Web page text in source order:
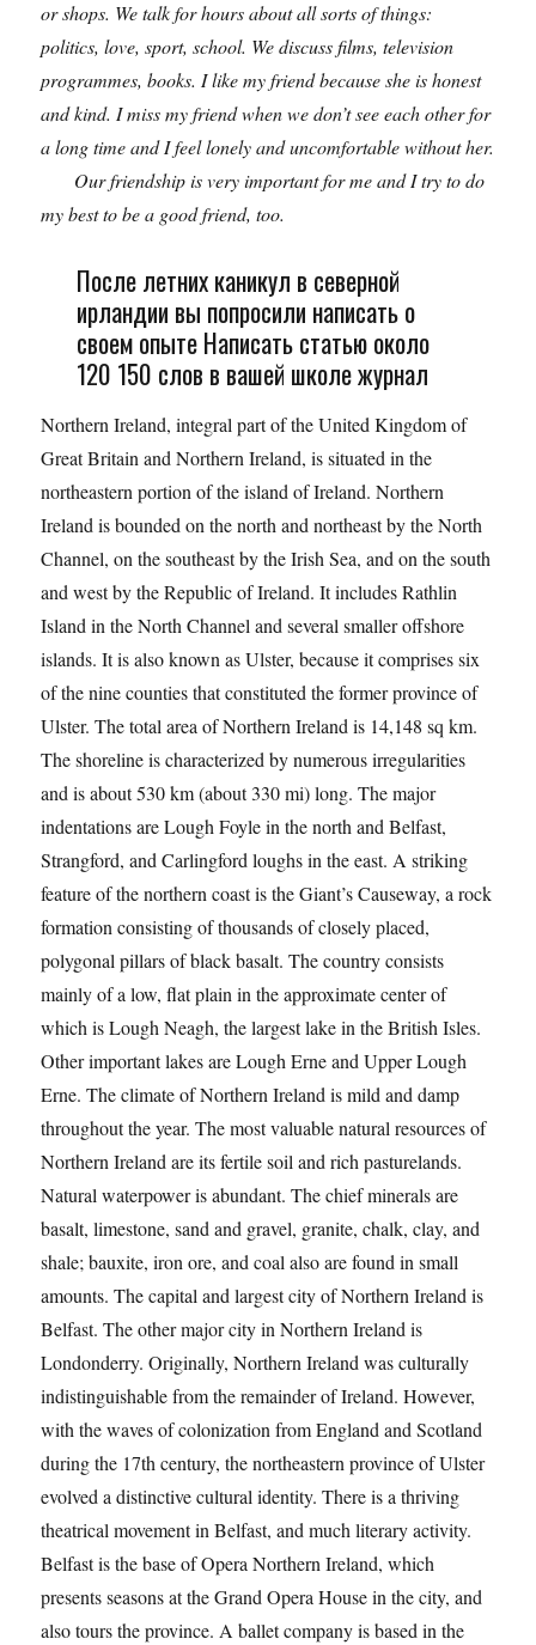
or shops. We talk for hours about all sorts of things:
politics, love, sport, school. We discuss films, television
programmes, books. I like my friend because she is honest
and kind. I miss my friend when we don’t see each other for
a long time and I feel lonely and uncomfortable without her.
Our friendship is very important for me and I try to do
my best to be a good friend, too.
После летних каникул в северной
ирландии вы попросили написать о
своем опыте Написать статью около
120 150 слов в вашей школе журнал
Northern Ireland, integral part of the United Kingdom of
Great Britain and Northern Ireland, is situated in the
northeastern portion of the island of Ireland. Northern
Ireland is bounded on the north and northeast by the North
Channel, on the southeast by the Irish Sea, and on the south
and west by the Republic of Ireland. It includes Rathlin
Island in the North Channel and several smaller offshore
islands. It is also known as Ulster, because it comprises six
of the nine counties that constituted the former province of
Ulster. The total area of Northern Ireland is 14,148 sq km.
The shoreline is characterized by numerous irregularities
and is about 530 km (about 330 mi) long. The major
indentations are Lough Foyle in the north and Belfast,
Strangford, and Carlingford loughs in the east. A striking
feature of the northern coast is the Giant’s Causeway, a rock
formation consisting of thousands of closely placed,
polygonal pillars of black basalt. The country consists
mainly of a low, flat plain in the approximate center of
which is Lough Neagh, the largest lake in the British Isles.
Other important lakes are Lough Erne and Upper Lough
Erne. The climate of Northern Ireland is mild and damp
throughout the year. The most valuable natural resources of
Northern Ireland are its fertile soil and rich pasturelands.
Natural waterpower is abundant. The chief minerals are
basalt, limestone, sand and gravel, granite, chalk, clay, and
shale; bauxite, iron ore, and coal also are found in small
amounts. The capital and largest city of Northern Ireland is
Belfast. The other major city in Northern Ireland is
Londonderry. Originally, Northern Ireland was culturally
indistinguishable from the remainder of Ireland. However,
with the waves of colonization from England and Scotland
during the 17th century, the northeastern province of Ulster
evolved a distinctive cultural identity. There is a thriving
theatrical movement in Belfast, and much literary activity.
Belfast is the base of Opera Northern Ireland, which
presents seasons at the Grand Opera House in the city, and
also tours the province. A ballet company is based in the